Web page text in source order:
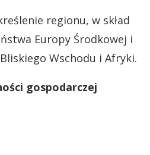
regionu, w skład
Europy Środkowej i
Wschodu i Afryki.
gospodarczej